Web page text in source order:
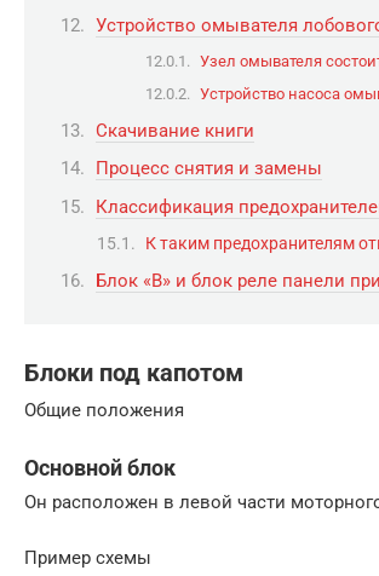
Устройство омывателя
Узел омывателя
Устройство насоса
Скачивание книги
Процесс снятия и замены
Классификация
К таким предохранителям
Блок «B» и блок реле панели
Блоки под капотом
Общие положения
Основной блок
Он расположен в левой части
Пример схемы